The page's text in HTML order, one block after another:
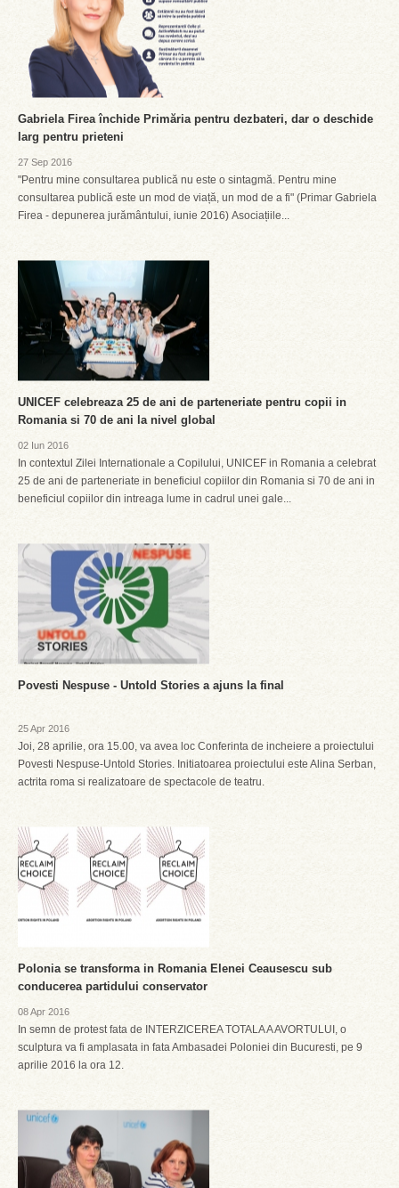
Gabriela Firea închide Primăria pentru dezbateri, dar o deschide
larg pentru prieteni
27 Sep 2016
"Pentru mine consultarea publică nu este o sintagmă. Pentru mine
consultarea publică este un mod de viață, un mod de a fi" (Primar Gabriela
Firea - depunerea jurământului, iunie 2016) Asociațiile...
UNICEF celebreaza 25 de ani de parteneriate pentru copii in
Romania si 70 de ani la nivel global
02 Iun 2016
In contextul Zilei Internationale a Copilului, UNICEF in Romania a celebrat
25 de ani de parteneriate in beneficiul copiilor din Romania si 70 de ani in
beneficiul copiilor din intreaga lume in cadrul unei gale...
Povesti Nespuse - Untold Stories a ajuns la final
25 Apr 2016
Joi, 28 aprilie, ora 15.00, va avea loc Conferinta de incheiere a proiectului
Povesti Nespuse-Untold Stories. Initiatoarea proiectului este Alina Serban,
actrita roma si realizatoare de spectacole de teatru.
Polonia se transforma in Romania Elenei Ceausescu sub
conducerea partidului conservator
08 Apr 2016
In semn de protest fata de INTERZICEREA TOTALA A AVORTULUI, o
sculptura va fi amplasata in fata Ambasadei Poloniei din Bucuresti, pe 9
aprilie 2016 la ora 12.